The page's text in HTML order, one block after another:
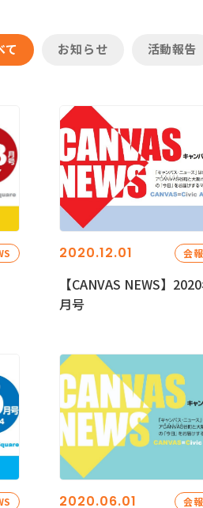
て お知らせ 活動報告
2020.12.01 会
【CANVAS NEWS】
月号
2020.06.01 会